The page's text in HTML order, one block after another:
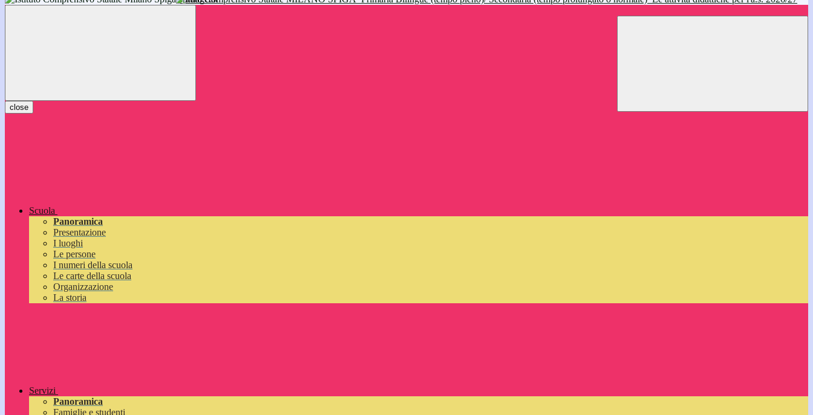
inizieranno il 14 settembre 2026: vi aspettiamo!
close
Scuola
Panoramica
Presentazione
I luoghi
Le persone
I numeri della scuola
Le carte della scuola
Organizzazione
La storia
Servizi
Panoramica
Famiglie e studenti